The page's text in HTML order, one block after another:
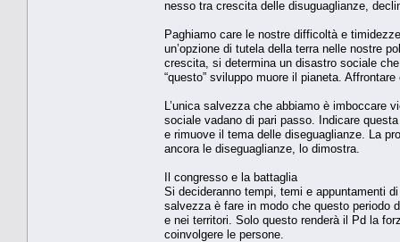
nesso tra crescita delle disuguaglianze,
Paghiamo care le nostre difficoltà e
un’opzione di tutela della terra nelle nostre
crescita, si determina un disastro sociale
“questo” sviluppo muore il pianeta.
L’unica salvezza che abbiamo è imboccare
sociale vadano di pari passo. Indicare
e rimuove il tema delle diseguaglianze. La
ancora le diseguaglianze, lo dimostra.
Il congresso e la battaglia
Si decideranno tempi, temi e appuntamenti
salvezza è fare in modo che questo periodo
e nei territori. Solo questo renderà il Pd la
coinvolgere le persone.